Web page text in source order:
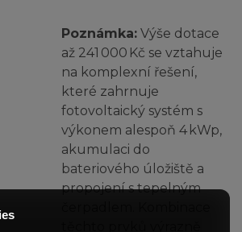
Poznámka: Výše dotace
až 241 000 Kč se vztahuje
na komplexní řešení,
které zahrnuje
fotovoltaický systém s
výkonem alespoň 4 kWp,
akumulaci do
bateriového úložiště a
propojení s tepelným